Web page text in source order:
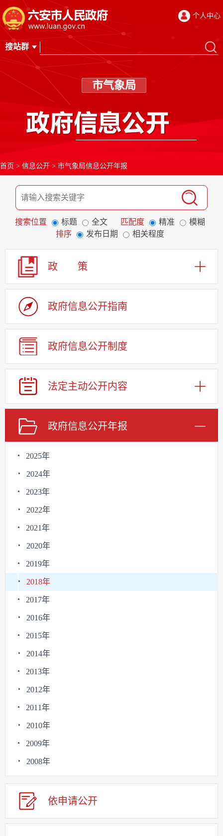
个人中心
市气象局
首页 > 信息公开 > 市气象局信息公开年报
搜索位置 标题 全文 匹配度 精准
模糊
排序
发布日期 相关程度
政 策
政府信息公开指南
政府信息公开制度
法定主动公开内容
政府信息公开年报
2025年
2024年
2023年
2022年
2021年
2020年
2019年
2018年
2017年
2016年
2015年
2014年
2013年
2012年
2011年
2010年
2009年
2008年
依申请公开